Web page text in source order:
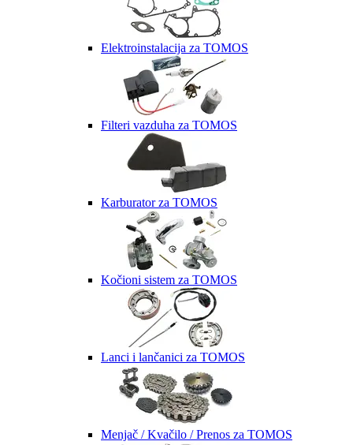
Elektroinstalacija za TOMOS
Filteri vazduha za TOMOS
Karburator za TOMOS
Kočioni sistem za TOMOS
Lanci i lančanici za TOMOS
Menjač / Kvačilo / Prenos za TOMOS